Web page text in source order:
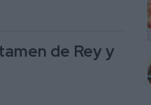
de Rey y